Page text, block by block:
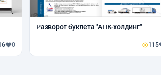
0
Разворот буклета "АПК-холдинг"
115